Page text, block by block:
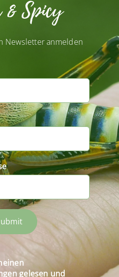
& Spicy
Newsletter anmelden
gelesen und